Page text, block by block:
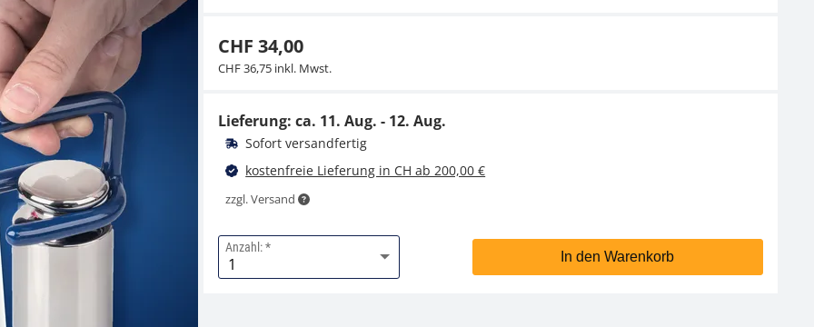
CHF 34,00
CHF 36,75 inkl. Mwst.
Lieferung: ca. 11. Aug. - 12. Aug.
Sofort versandfertig
kostenfreie Lieferung in CH ab 200,00 €
zzgl. Versand
Anzahl:
In den Warenkorb